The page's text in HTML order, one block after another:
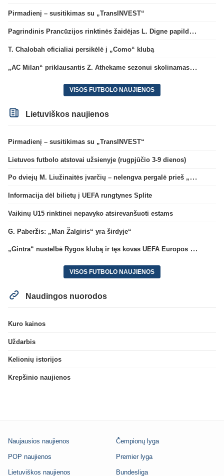
Pirmadienį – susitikimas su „TransINVEST“
Pagrindinis Prancūzijos rinktinės žaidėjas L. Digne papildė PSG gretas
T. Chalobah oficialiai persikėlė į „Como“ klubą
„AC Milan“ priklausantis Z. Athekame sezonui skolinamas „Lyon“ ekipai
VISOS FUTBOLO NAUJIENOS
Lietuviškos naujienos
Pirmadienį – susitikimas su „TransINVEST“
Lietuvos futbolo atstovai užsienyje (rugpjūčio 3-9 dienos)
Po dviejų M. Liužinaitės įvarčių – nelengva pergalė prieš „Bangą“
Informacija dėl bilietų į UEFA rungtynes Splite
Vaikinų U15 rinktinei nepavyko atsirevanšuoti estams
G. Paberžis: „Man Žalgiris“ yra širdyje“
„Gintra“ nustelbė Rygos klubą ir tęs kovas UEFA Europos taurės atrankoje
VISOS FUTBOLO NAUJIENOS
Naudingos nuorodos
Kuro kainos
Uždarbis
Kelionių istorijos
Krepšinio naujienos
Naujausios naujienos
POP naujienos
Lietuviškos naujienos
Čempionų lyga
Premier lyga
Bundesliga